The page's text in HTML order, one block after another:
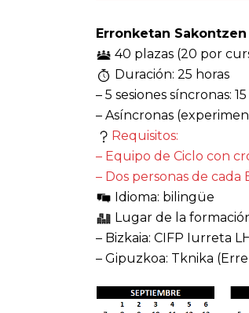
Erronketan Sakontzen
40 plazas (20 por
Duración: 25 horas
– 5 sesiones síncronas:
– Asíncronas
Requisitos:
– Equipo de Ciclo con
– Dos personas de cada
Idioma: bilingüe
Lugar de la
– Bizkaia: CIFP Iurreta
– Gipuzkoa: Tknika